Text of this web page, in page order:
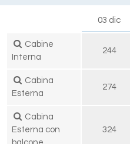
03 dic
Cabine
Interna
244
Cabina
Esterna
274
Cabina
Esterna con
324